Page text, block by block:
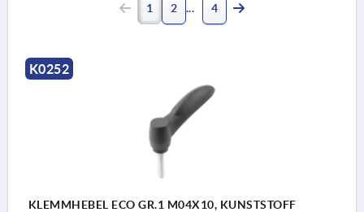
1 2 4
K0252
KLEMMHEBEL ECO GR.1 M04X10, KUNSTSTOFF